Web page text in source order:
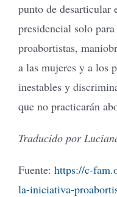
punto de desarticular
presidencial solo
proabortistas,
a las mujeres y a los
inestables y
que no practicarán
Traducido por
Fuente: https://c-
la-iniciativa-